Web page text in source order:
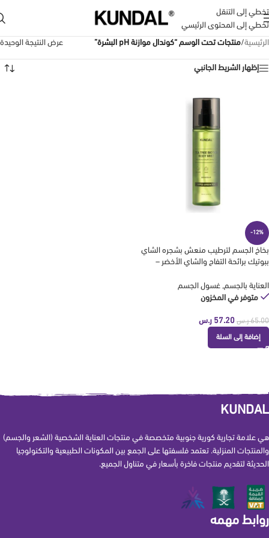
تخطي إلى التنقل
تخطي إلى المحتوى الرئيسي
الرئيسية/منتجات تحت الوسم “كوندال موازنة pH البشرة” عرض النتيجة الوحيدة
إظهار الشريط الجانبي
-12%
بخاخ الجسم لترطيب منعش بشجره الشاي
ببوتيك برائحة التفاح والشاي الأخضر –
العناية بالجسم, غسول الجسم
متوفر في المخزون
65.00 ر.س 57.20 ر.س
إضافة إلى السلة
KUNDAL
هي علامة تجارية كورية جنوبية متخصصة في منتجات العناية الشخصية (الشعر والجسم)
والمنتجات المنزلية. تعتمد فلسفتها على الجمع بين المكونات الطبيعية والتكنولوجيا
الحديثة لتقديم منتجات فاخرة بأسعار في متناول الجميع.
روابط مهمه